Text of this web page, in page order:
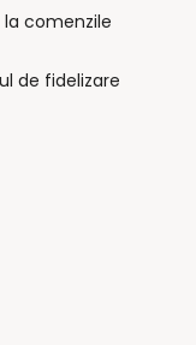
la comenzile
de fidelizare